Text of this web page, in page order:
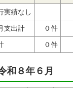
実績なし
支出計 ０件
０件
和８年６月